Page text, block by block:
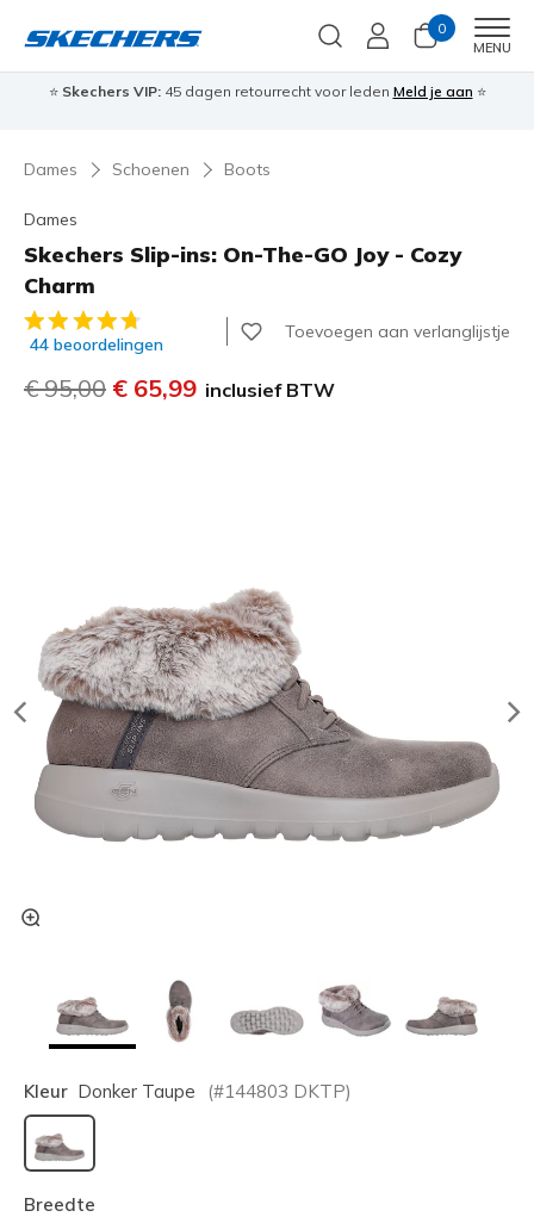
0
MENU
⭐ Skechers VIP:45 dagen retourrecht voor leden Meld je aan ⭐
Dames Schoenen Boots
Dames
Skechers Slip-ins: On-The-GO Joy - Cozy
Charm
5 van de 5 klantbeoordelingen
44 beoordelingen
Toevoegen aan verlanglijstje
Prijs verlaagd van
€ 95,00 naar
€ 65,99 inclusief BTW
Kleur Donker Taupe (#144803 DKTP)
geselecteerd
Breedte